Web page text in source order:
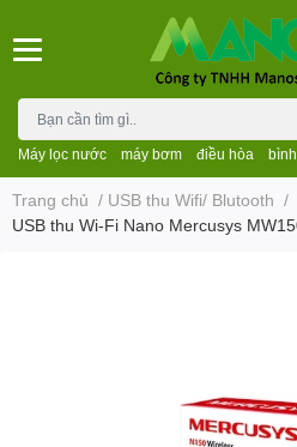
Máy lọc nước máy bơm điều hòa
Trang chủ / USB thu Wifi/ Blutooth /
USB thu Wi-Fi Nano Mercusys